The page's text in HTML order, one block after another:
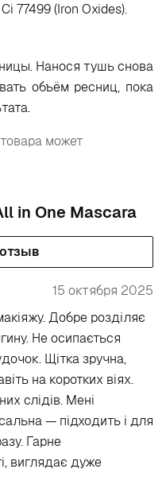
77499 (Iron Oxides).
Нанося тушь снова
объём ресниц, пока
может
in One Mascara
15 октября 2025
Добре розділяє
Не осипається
Щітка зручна,
на коротких віях.
слідів. Мені
— підходить і для
Гарне
виглядає дуже